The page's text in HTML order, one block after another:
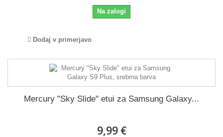
Na zalogi
Dodaj v primerjavo
Mercury "Sky Slide" etui za Samsung Galaxy...
9,99 €